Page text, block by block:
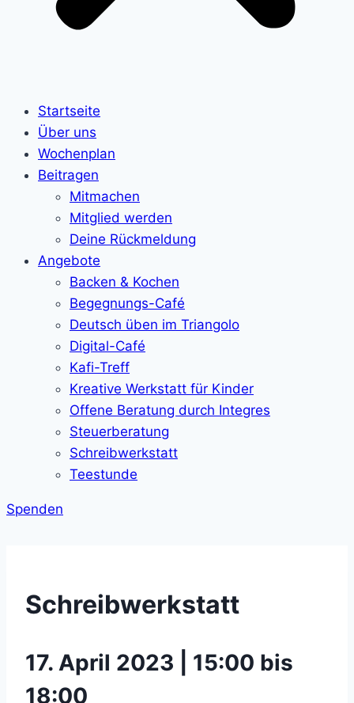
Startseite
Über uns
Wochenplan
Beitragen
Mitmachen
Mitglied werden
Deine Rückmeldung
Angebote
Backen & Kochen
Begegnungs-Café
Deutsch üben im Triangolo
Digital-Café
Kafi-Treff
Kreative Werkstatt für Kinder
Offene Beratung durch Integres
Steuerberatung
Schreibwerkstatt
Teestunde
Spenden
Schreibwerkstatt
17. April 2023 | 15:00 bis
18:00